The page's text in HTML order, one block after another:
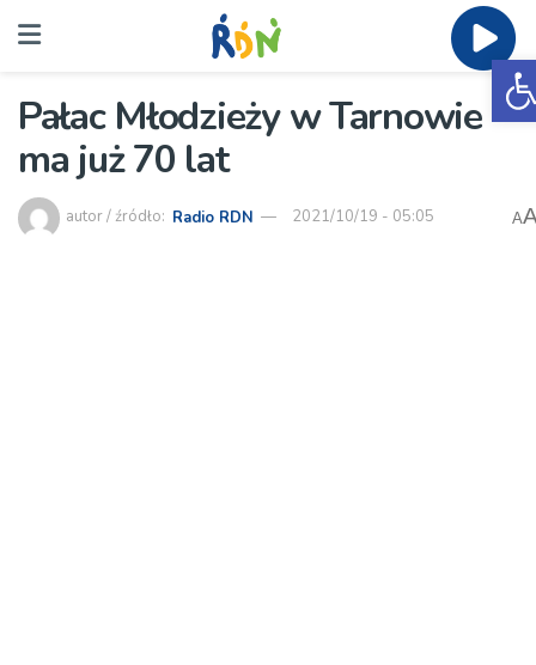
Pałac Młodzieży w Tarnowie
ma już 70 lat
autor / źródło: Radio RDN 2021/10/19 - 05:05 A